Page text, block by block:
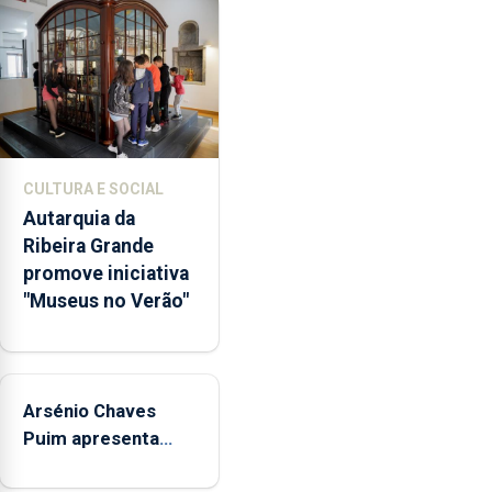
a
abertura
dos
museus
e
núcleos
integrados
na
Rede
Municipal
de
aos
durante
o
CULTURA E SOCIAL
Autarquia da
Ribeira Grande
promove iniciativa
"Museus no Verão"
Arsénio Chaves
Puim apresenta